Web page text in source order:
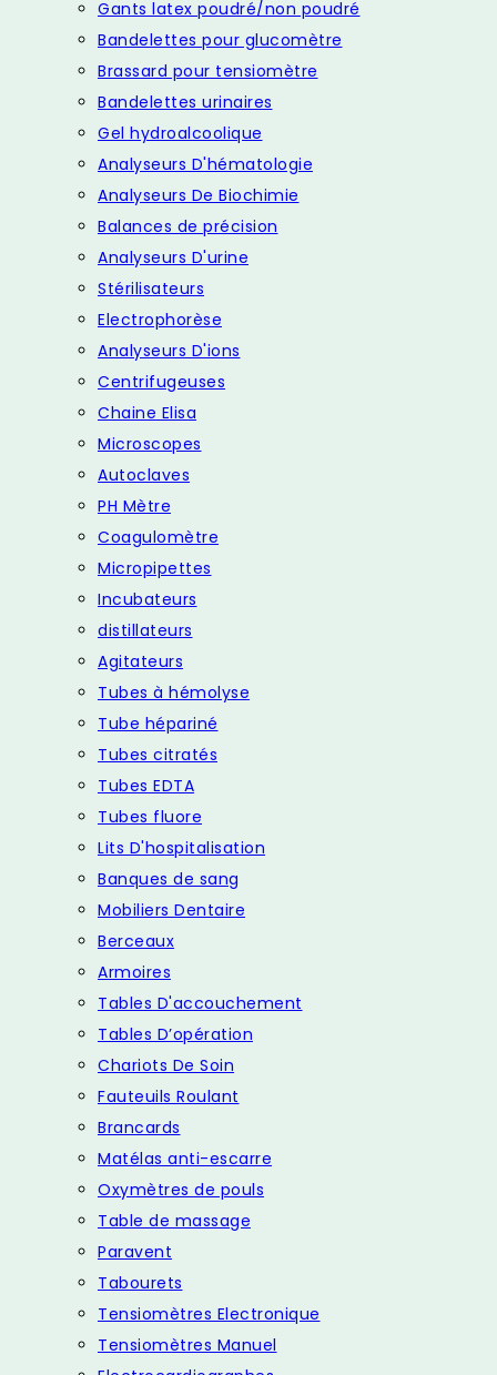
Gants latex poudré/non poudré
Bandelettes pour glucomètre
Brassard pour tensiomètre
Bandelettes urinaires
Gel hydroalcoolique
Analyseurs D'hématologie
Analyseurs De Biochimie
Balances de précision
Analyseurs D'urine
Stérilisateurs
Electrophorèse
Analyseurs D'ions
Centrifugeuses
Chaine Elisa
Microscopes
Autoclaves
PH Mètre
Coagulomètre
Micropipettes
Incubateurs
distillateurs
Agitateurs
Tubes à hémolyse
Tube hépariné
Tubes citratés
Tubes EDTA
Tubes fluore
Lits D'hospitalisation
Banques de sang
Mobiliers Dentaire
Berceaux
Armoires
Tables D'accouchement
Tables D’opération
Chariots De Soin
Fauteuils Roulant
Brancards
Matélas anti-escarre
Oxymètres de pouls
Table de massage
Paravent
Tabourets
Tensiomètres Electronique
Tensiomètres Manuel